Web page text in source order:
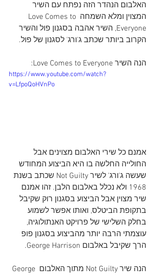
האלבום הנהדר הזה נפתח עם השיר
המצוין ומלא השמחה Love Comes to
Everyone, השיר אהבה בסגנון פול והשיר
הקרוב ביותר שכתב ג'ורג' לסגנון של פול.
הנה השיר Love Comes to Everyone:
https://www.youtube.com/watch?
v=LfpoQoHVnPo
אמנם כל שירי האלבום מצוינים אבל
החולייה החלשה בו היא הביצוע המחודש
שעשה ג'ורג' לשיר Not Guilty שכתב בשנת
1968 ולא נכלל באלבום הלבן. זהו אמנם
שיר מצוין אבל הביצוע בסגנון רוק שקיבל
בתקופת הביטלס, ואותו אפשר לשמוע
בחלק השלישי של פרויקט האנתולוגיה,
עוצמתי הרבה יותר מהביצוע בסגנון פופ
הרך שקיבל באלבום George Harrison.
הנה שיר Not Guilty מתוך האלבום George